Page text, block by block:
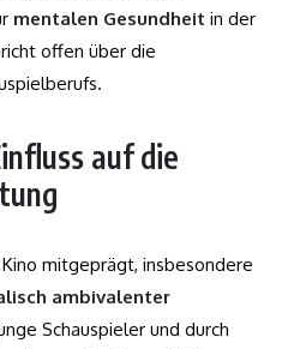
mentalen Gesundheit in der
offen über die
auf die
mitgeprägt, insbesondere
ambivalenter
Schauspieler und durch